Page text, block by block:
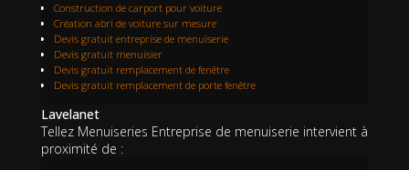
Construction de carport pour voiture
Création abri de voiture sur mesure
Devis gratuit entreprise de menuiserie
Devis gratuit menuisier
Devis gratuit remplacement de fenêtre
Devis gratuit remplacement de porte fenêtre
Lavelanet
Tellez Menuiseries Entreprise de menuiserie intervient à
proximité de :